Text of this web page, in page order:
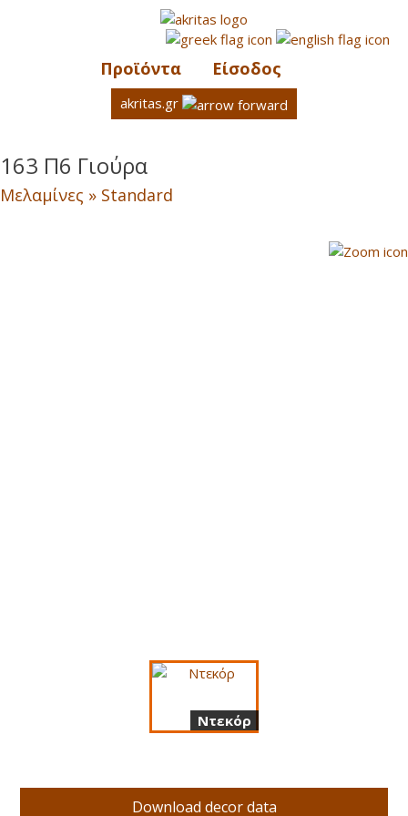
Προϊόντα Είσοδος
akritas.gr
163 Π6 Γιούρα
Μελαμίνες » Standard
Ντεκόρ
Download decor data